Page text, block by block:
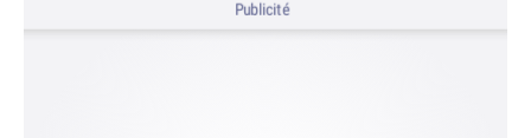
Publicité